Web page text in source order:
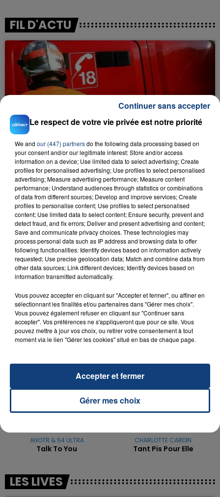
FIL D'ACTU
23 juillet 2026
INCENDIE MORTEL À LENS : UNE FEMME ET
SON BÉBÉ ENTRE LA VIE ET LA...
Un homme s'est immolé par le feu après avoir
aspergé sa compagne et leur bébé de trois mois
d'un liquide inflammable.
20 juillet 2026
UNE ADOLESCENTE DEVANT SE FAIRE
OPÉRER DE LA CHEVILLE RESSORT DE LA...
La famille a porté plainte contre la clinique qui a
excuses.
TITRES DIFFUSÉS
13h37
13h37
ANOTR & 54 ULTRA
Talk To You
13h31
13h31
CHARLOTTE CARDIN
Tant Pis Pour Elle
LES LIVES
Le respect de votre vie privée est notre priorité
We and our (447) partnersdo the following data processing based on
your consent and/or our legitimate interest: Store and/or access
information on a device; Use limited data to select advertising; Create
profiles for personalised advertising; Use profiles to select personalised
advertising; Measure advertising performance; Measure content
performance; Understand audiences through statistics or combinations
of data from different sources; Develop and improve services; Create
profiles to personalise content; Use profiles to select personalised
content; Use limited data to select content; Ensure security, prevent and
detect fraud, and fix errors; Deliver and present advertising and content;
Save and communicate privacy choices. These technologies may
process personal data such as IP address and browsing data to offer
following functionalities: Identify devices based on information actively
requested; Use precise geolocation data; Match and combine data from
other data sources; Link different devices; Identify devices based on
information transmitted automatically.
Vous pouvez accepter en cliquant sur "Accepter et fermer", ou affiner en
sélectionnant les finalités et/ou partenaires dans "Gérer mes choix".
Vous pouvez également refuser en cliquant sur "Continuer sans
accepter". Vos préférences ne s'appliqueront que pour ce site. Vous
pouvez mettre à jour vos choix, ou retirer votre consentement à tout
moment via le lien "Gérer les cookies" situé en bas de chaque page.
Gérer mes choix
Accepter et fermer
Continuer sans accepter